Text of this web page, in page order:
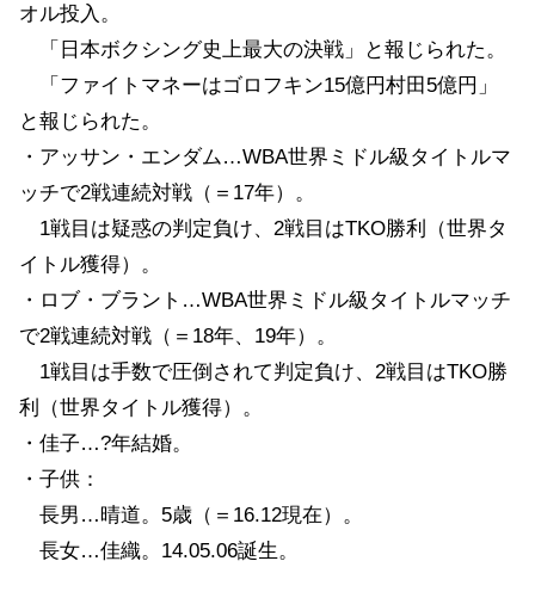
オル投入。
「日本ボクシング史上最大の決戦」と報じられた。
「ファイトマネーはゴロフキン15億円村田5億円」
と報じられた。
・アッサン・エンダム…WBA世界ミドル級タイトルマ
ッチで2戦連続対戦（＝17年）。
1戦目は疑惑の判定負け、2戦目はTKO勝利（世界タ
イトル獲得）。
・ロブ・ブラント…WBA世界ミドル級タイトルマッチ
で2戦連続対戦（＝18年、19年）。
1戦目は手数で圧倒されて判定負け、2戦目はTKO勝
利（世界タイトル獲得）。
・佳子…?年結婚。
・子供：
長男…晴道。5歳（＝16.12現在）。
長女…佳織。14.05.06誕生。